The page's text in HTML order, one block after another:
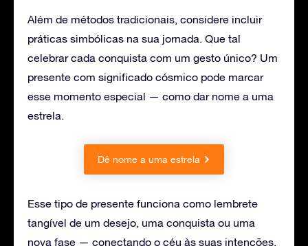
Além de métodos tradicionais, considere incluir
práticas simbólicas na sua jornada. Que tal
celebrar cada conquista com um gesto único? Um
presente com significado cósmico pode marcar
esse momento especial — como dar nome a uma
estrela.
Dê nome a uma estrela
Esse tipo de presente funciona como lembrete
tangível de um desejo, uma conquista ou uma
nova fase — conectando o céu às suas intenções.